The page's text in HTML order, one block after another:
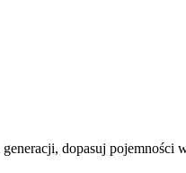
dopasuj pojemności